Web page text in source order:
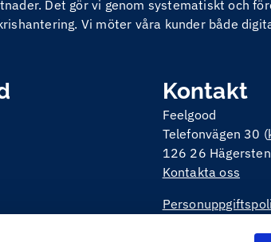
Det gör vi genom systematiskt och
Vi möter våra kunder både
Kontakt
Feelgood
Telefonvägen 30 (
126 26 Hägersten
Kontakta oss